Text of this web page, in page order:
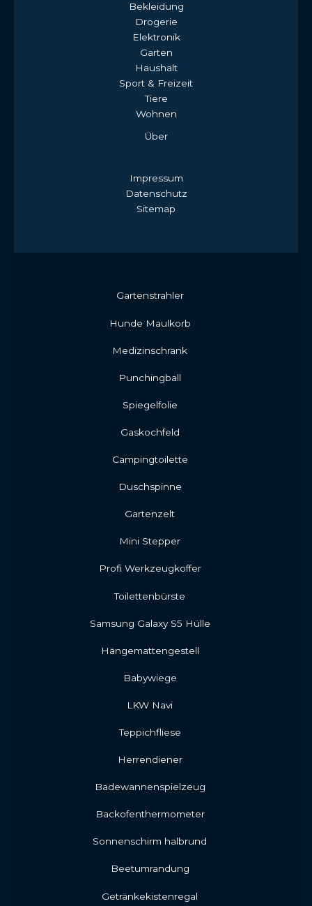
Bekleidung
Drogerie
Elektronik
Garten
Haushalt
Sport & Freizeit
Tiere
Wohnen
Über
Impressum
Datenschutz
Sitemap
Gartenstrahler
Hunde Maulkorb
Medizinschrank
Punchingball
Spiegelfolie
Gaskochfeld
Campingtoilette
Duschspinne
Gartenzelt
Mini Stepper
Profi Werkzeugkoffer
Toilettenbürste
Samsung Galaxy S5 Hülle
Hängemattengestell
Babywiege
LKW Navi
Teppichfliese
Herrendiener
Badewannenspielzeug
Backofenthermometer
Sonnenschirm halbrund
Beetumrandung
Getränkekistenregal